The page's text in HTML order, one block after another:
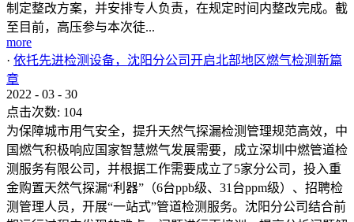
制定整改方案，并安排专人负责，在规定时间内整改完成。截
至目前，高压参与本次徒...
more
· 依托先进检测设备，沈阳分公司开启北部地区燃气检测新篇
章
2022 - 03 - 30
点击次数: 104
为保障城市用气安全，提升天然气探漏检测管理规范高效，中
国燃气积极响应国家智慧燃气发展需要，成立深圳中燃管道检
测服务有限公司，并根据工作需要成立了5家分公司，投入重
金购置天然气探漏“利器”（6台ppb级、31台ppm级）、招聘检
测管理人员，开展“一站式”管道检测服务。沈阳分公司结合前